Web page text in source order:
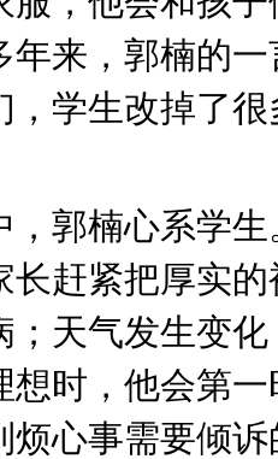
来，郭楠的
，学生改掉了
，郭楠心系学
长赶紧把厚实
；天气发生变
想时，他会第
烦心事需要倾